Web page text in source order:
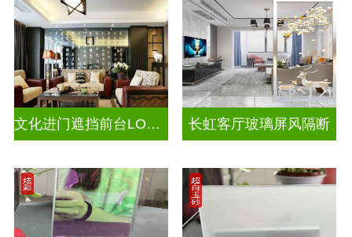
文化进门遮挡前台LOGO电视玻璃背景墙 长虹客厅玻璃屏风隔断